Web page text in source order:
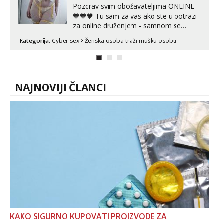
Pozdrav svim obožavateljima ONLINE
🧡🧡🧡 Tu sam za vas ako ste u potrazi
za online druženjem - samnom se
možete zabaviti preko videopoziva, ili
ako vam nisam dovoljna radim i u paru i
trojci s kolegicama, svaka je drugačija
Kategorija: Cyber sex Ženska osoba traži mušku osobu
NAJNOVIJI ČLANCI
KAKO SIGURNO KUPOVATI PROIZVODE ZA